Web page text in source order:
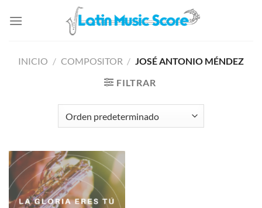
INICIO / COMPOSITOR / JOSÉ ANTONIO MÉNDEZ
FILTRAR